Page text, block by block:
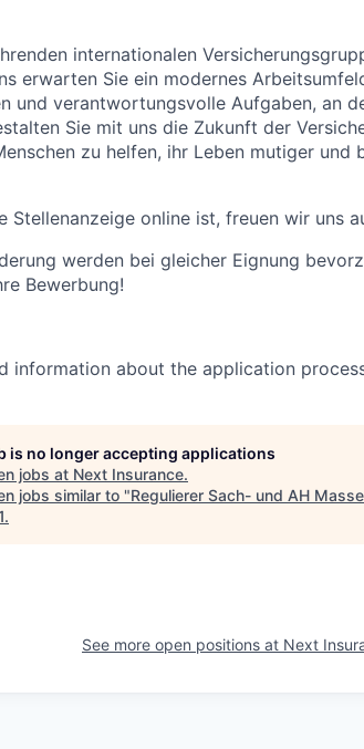
internationalen
erwarten Sie ein modernes
und verantwortungsvolle Aufgaben, an
Sie mit uns die Zukunft der
zu helfen, ihr Leben mutiger und
Stellenanzeige online ist, freuen wir uns
werden bei gleicher Eignung
Bewerbung!
information about the application
is no longer accepting applications
jobs at Next Insurance.
jobs similar to "Regulierer Sach- und AH
.
See more open positions at Next